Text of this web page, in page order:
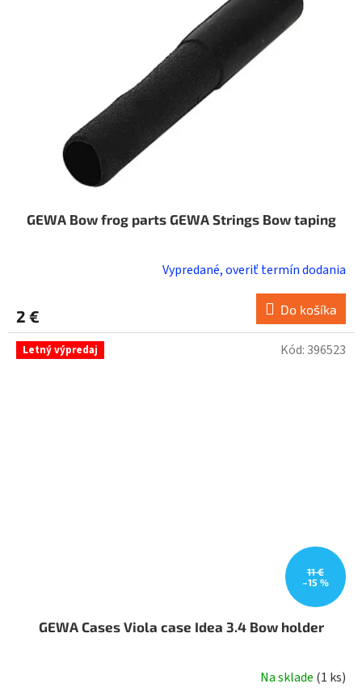
GEWA Bow frog parts GEWA Strings Bow taping
Vypredané, overiť termín dodania
2 € Do košíka
Letný výpredaj
11 €
–15 %
GEWA Cases Viola case Idea 3.4 Bow holder
Na sklade (1 ks)
Kód: 396523